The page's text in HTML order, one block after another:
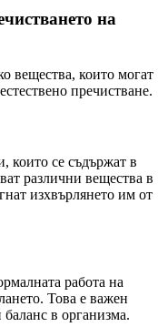
на
вещества, които могат
пречистване.
които се съдържат в
различни вещества в
изхвърлянето им от
работа на
Това е важен
в организма.